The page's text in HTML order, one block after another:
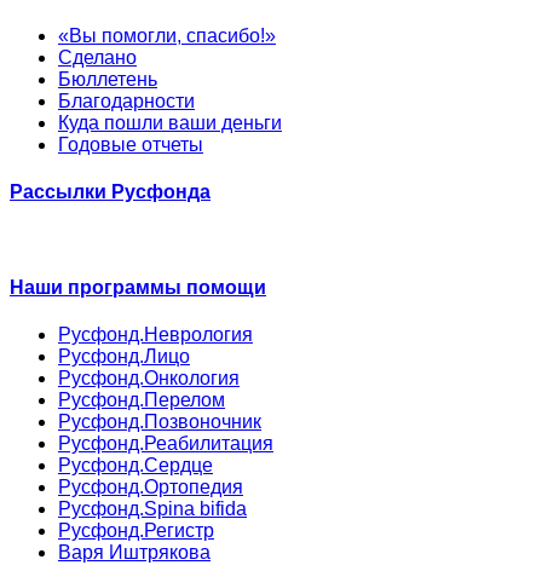
«Вы помогли, спасибо!»
Сделано
Бюллетень
Благодарности
Куда пошли ваши деньги
Годовые отчеты
Рассылки Русфонда
Наши программы помощи
Русфонд.Неврология
Русфонд.Лицо
Русфонд.Онкология
Русфонд.Перелом
Русфонд.Позвоночник
Русфонд.Реабилитация
Русфонд.Сердце
Русфонд.Ортопедия
Русфонд.Spina bifida
Русфонд.Регистр
Варя Иштрякова